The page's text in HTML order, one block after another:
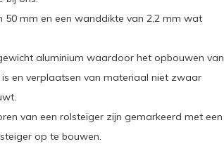
50 mm en een wanddikte van 2,2 mm wat
aluminium waardoor het opbouwen van
en verplaatsen van materiaal niet zwaar
van een rolsteiger zijn gemarkeerd met een
op te bouwen.